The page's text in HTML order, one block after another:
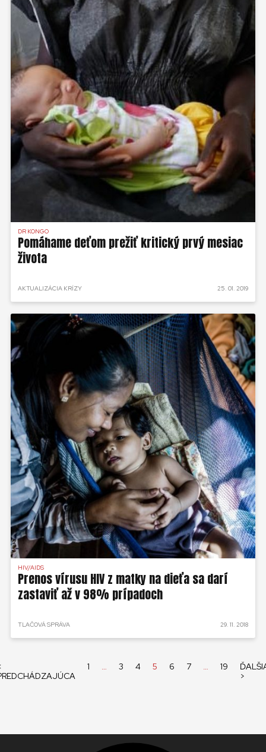
DR KONGO
Pomáhame deťom prežiť kritický prvý mesiac
života
AKTUALIZÁCIA KRÍZY 25. 01. 2019
HIV/AIDS
Prenos vírusu HIV z matky na dieťa sa darí
zastaviť až v 98% prípadoch
TLAČOVÁ SPRÁVA 29. 11. 2018
1 … 3 4 5 6 7 … 19
>